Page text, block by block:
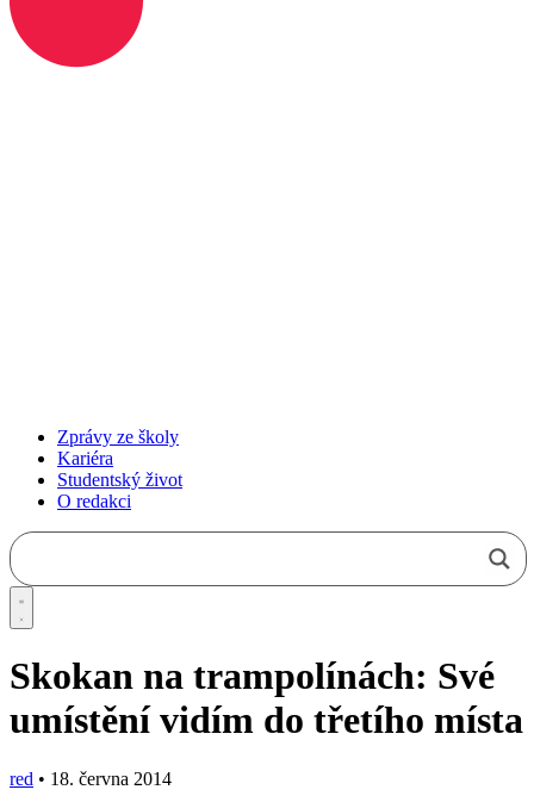
Zprávy ze školy
Kariéra
Studentský život
O redakci
Skokan na trampolínách: Své
umístění vidím do třetího místa
red • 18. června 2014